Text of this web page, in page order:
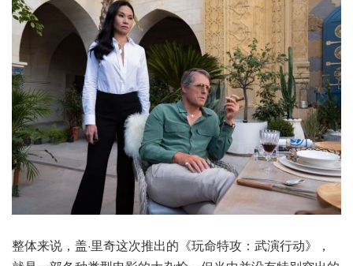
整体来说，盖·里奇这次推出的《玩命特攻：武演行动》，